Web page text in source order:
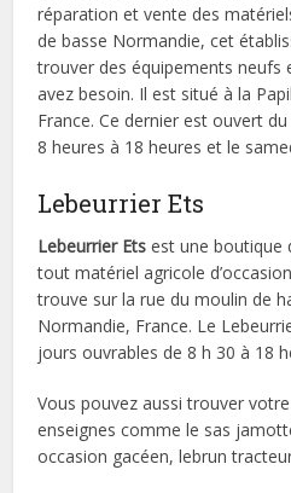
réparation et vente des
de basse Normandie, cet
trouver des équipements neufs
avez besoin. Il est situé à la
France. Ce dernier est ouvert
8 heures à 18 heures et le
Lebeurrier Ets
Lebeurrier Ets est une boutique
tout matériel agricole
trouve sur la rue du moulin de
Normandie, France. Le
jours ouvrables de 8 h 30 à 18
Vous pouvez aussi trouver
enseignes comme le sas
occasion gacéen, lebrun